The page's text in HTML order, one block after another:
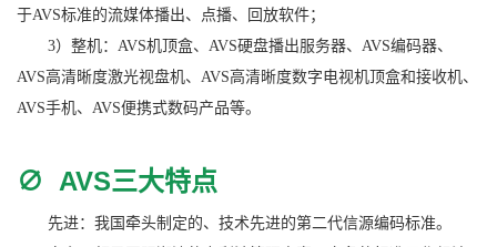
于AVS标准的流媒体播出、点播、回放软件；
3）整机：AVS机顶盒、AVS硬盘播出服务器、AVS编码器、
AVS高清晰度激光视盘机、AVS高清晰度数字电视机顶盒和接收机、
AVS手机、AVS便携式数码产品等。
∅ AVS三大特点
先进：我国牵头制定的、技术先进的第二代信源编码标准。